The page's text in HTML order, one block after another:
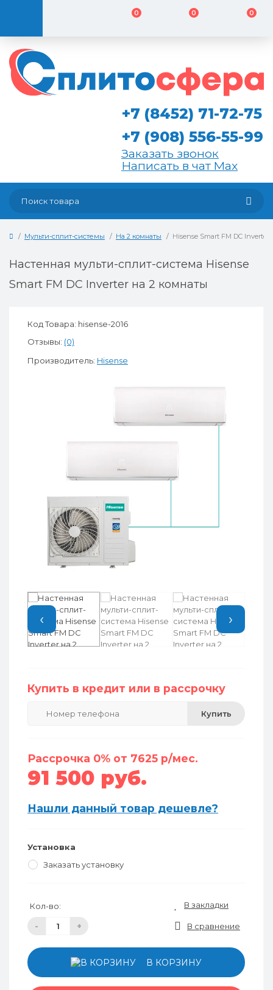
0 0 0
+7 (8452) 71-72-75
+7 (908) 556-55-99
Заказать звонок
Написать в чат Max
Мульти-сплит-системы На 2 комнаты Hisense Smart FM DC Inverter
Настенная мульти-сплит-система Hisense
Smart FM DC Inverter на 2 комнаты
Код Товара: hisense-2016
Отзывы: (0)
Производитель: Hisense
‹ ›
Купить в кредит или в рассрочку
Купить
Рассрочка 0% от 7625 р/мес.
91 500 руб.
Нашли данный товар дешевле?
Установка
Заказать установку
Кол-во:
- +
В закладки
В сравнение
В КОРЗИНУ